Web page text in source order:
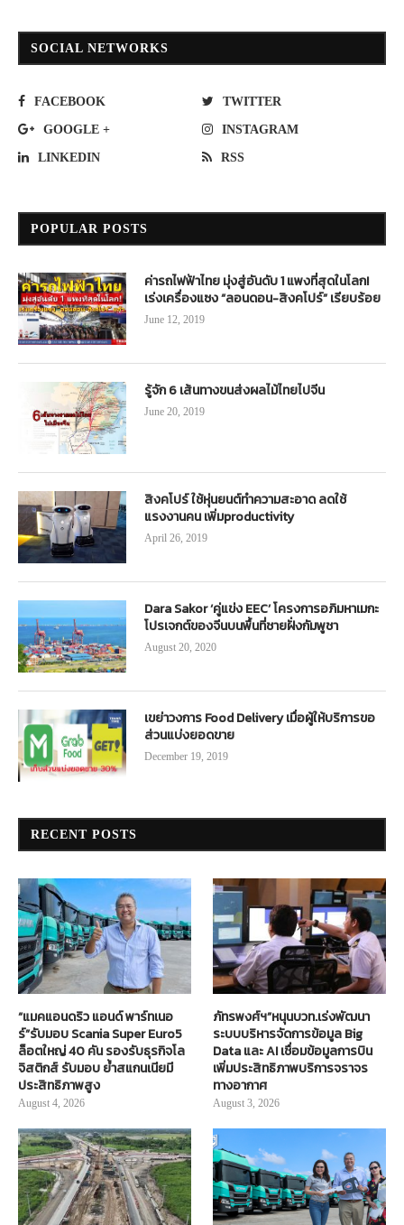
SOCIAL NETWORKS
FACEBOOK TWITTER
GOOGLE + INSTAGRAM
LINKEDIN RSS
POPULAR POSTS
ค่ารถไฟฟ้าไทย มุ่งสู่อันดับ 1 แพงที่สุดในโลก!
เร่งเครื่องแซง “ลอนดอน-สิงคโปร์” เรียบร้อย
June 12, 2019
รู้จัก 6 เส้นทางขนส่งผลไม้ไทยไปจีน
June 20, 2019
สิงคโปร์ ใช้หุ่นยนต์ทำความสะอาด ลดใช้
แรงงานคน เพิ่มproductivity
April 26, 2019
Dara Sakor ‘คู่แข่ง EEC’ โครงการอภิมหาเมกะ
โปรเจกต์ของจีนบนพื้นที่ชายฝั่งกัมพูชา
August 20, 2020
เขย่าวงการ Food Delivery เมื่อผู้ให้บริการขอ
ส่วนแบ่งยอดขาย
December 19, 2019
RECENT POSTS
“แมคแอนดริว แอนด์ พาร์ทเนอ
ร์”รับมอบ Scania Super Euro5
ล็อตใหญ่ 40 คัน รองรับธุรกิจโล
จิสติกส์ รับมอบ ย้ำสแกนเนียมี
ประสิทธิภาพสูง
August 4, 2026
ภัทรพงศ์ฯ”หนุนบวท.เร่งพัฒนา
ระบบบริหารจัดการข้อมูล Big
Data และ AI เชื่อมข้อมูลการบิน
เพิ่มประสิทธิภาพบริการจราจร
ทางอากาศ
August 3, 2026